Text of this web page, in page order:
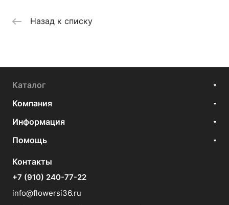
Назад к списку
Каталог
Компания
Информация
Помощь
Контакты
+7 (910) 240-77-22
info@flowersi36.ru